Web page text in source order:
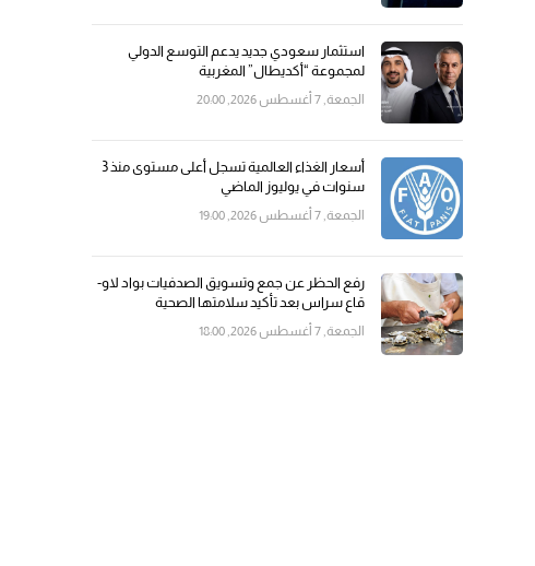
استثمار سعودي جديد يدعم التوسع الدولي
لمجموعة “أكديطال” المغربية
الجمعة, 7 أغسطس 2026, 20:00
أسعار الغذاء العالمية تسجل أعلى مستوى منذ 3
سنوات في يوليوز الماضي
الجمعة, 7 أغسطس 2026, 19:00
رفع الحظر عن جمع وتسويق الصدفيات بواد لاو-
قاع سراس بعد تأكيد سلامتها الصحية
الجمعة, 7 أغسطس 2026, 18:00